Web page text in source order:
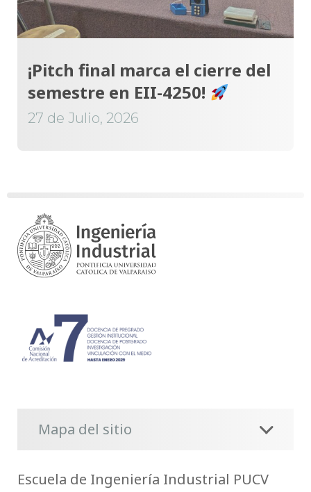
¡Pitch final marca el cierre del
semestre en EII-4250!
27 de Julio, 2026
Mapa del sitio
Escuela de Ingeniería Industrial PUCV